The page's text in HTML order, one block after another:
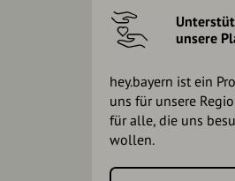
unsere
hey.bayern ist ein
uns für unsere
für alle, die uns
wollen.